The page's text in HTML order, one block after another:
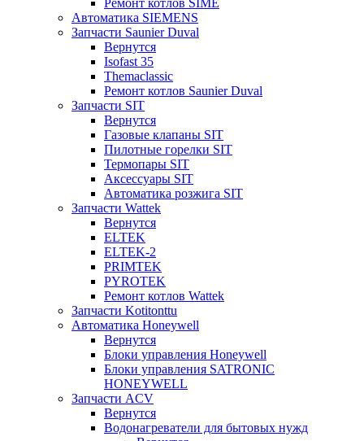
Ремонт котлов SIME
Автоматика SIEMENS
Запчасти Saunier Duval
Вернутся
Isofast 35
Themaclassic
Ремонт котлов Saunier Duval
Запчасти SIT
Вернутся
Газовые клапаны SIT
Пилотные горелки SIT
Термопары SIT
Аксессуары SIT
Автоматика розжига SIT
Запчасти Wattek
Вернутся
ELTEK
ELTEK-2
PRIMTEK
PYROTEK
Ремонт котлов Wattek
Запчасти Kotitonttu
Автоматика Honeywеll
Вернутся
Блоки управления Honeywell
Блоки управления SATRONIC
HONEYWELL
Запчасти ACV
Вернутся
Водонагреватели для бытовых нужд